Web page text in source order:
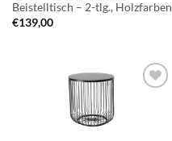
Beistelltisch – 2-tlg., Holzfarben
€139,00
Wunschliste